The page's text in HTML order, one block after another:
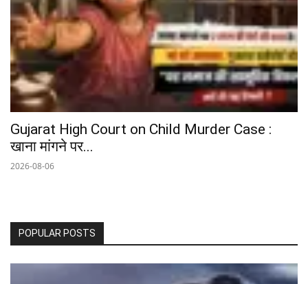
Gujarat High Court on Child Murder Case :
खाना मांगने पर...
2026-08-06
POPULAR POSTS